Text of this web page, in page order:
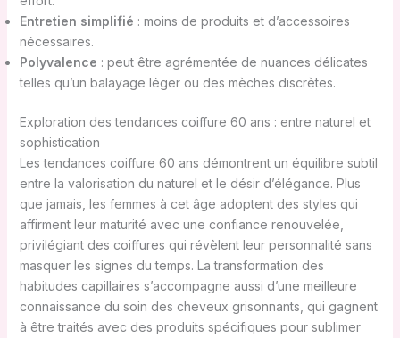
Entretien simplifié : moins de produits et d’accessoires
nécessaires.
Polyvalence : peut être agrémentée de nuances délicates
telles qu’un balayage léger ou des mèches discrètes.
Exploration des tendances coiffure 60 ans : entre naturel et
sophistication
Les tendances coiffure 60 ans démontrent un équilibre subtil
entre la valorisation du naturel et le désir d’élégance. Plus
que jamais, les femmes à cet âge adoptent des styles qui
affirment leur maturité avec une confiance renouvelée,
privilégiant des coiffures qui révèlent leur personnalité sans
masquer les signes du temps. La transformation des
habitudes capillaires s’accompagne aussi d’une meilleure
connaissance du soin des cheveux grisonnants, qui gagnent
à être traités avec des produits spécifiques pour sublimer